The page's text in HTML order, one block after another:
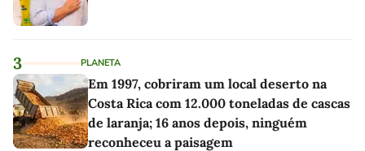
3 PLANETA
Em 1997, cobriram um local deserto na
Costa Rica com 12.000 toneladas de cascas
de laranja; 16 anos depois, ninguém
reconheceu a paisagem